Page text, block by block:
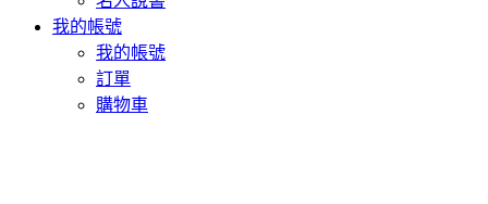
我的帳號
我的帳號
訂單
購物車